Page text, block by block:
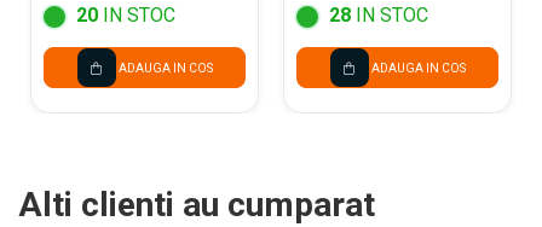
20 IN STOC
ADAUGA IN COS
28 IN STOC
ADAUGA IN COS
Alti clienti au cumparat